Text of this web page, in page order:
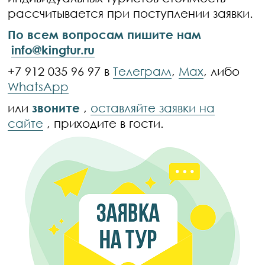
рассчитывается при поступлении заявки.
По всем вопросам пишите нам
info@kingtur.ru
+7 912 035 96 97 вТелеграм, Max, либо
WhatsApp
илизвоните , оставляйте заявки на
сайте , приходите в гости.